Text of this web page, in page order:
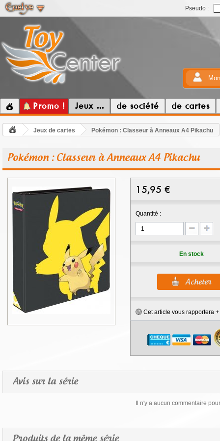
Pseudo :
Promo ! Jeux ... de société de cartes
Jeux de cartes Pokémon : Classeur à Anneaux A4 Pikachu
Pokémon : Classeur à Anneaux A4 Pikachu
15,95 €
Quantité :
En stock
Cet article vous rapportera +
Avis sur la série
Il n'y a aucun commentaire
Produits de la même série